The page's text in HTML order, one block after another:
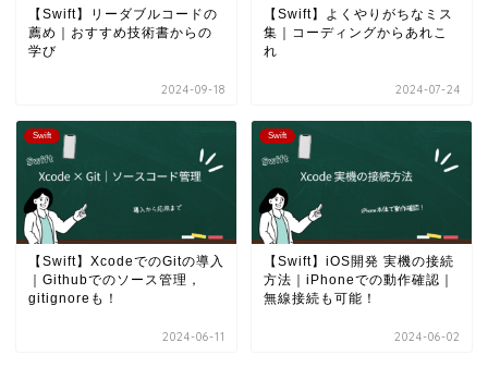
【Swift】リーダブルコードの
薦め｜おすすめ技術書からの
学び
2024-09-18
【Swift】よくやりがちなミス
集｜コーディングからあれこ
れ
2024-07-24
Swift
【Swift】XcodeでのGitの導入
｜Githubでのソース管理，
gitignoreも！
2024-06-11
Swift
【Swift】iOS開発 実機の接続
方法｜iPhoneでの動作確認｜
無線接続も可能！
2024-06-02